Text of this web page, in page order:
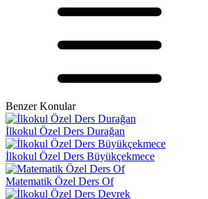
Benzer Konular
İlkokul Özel Ders Durağan
İlkokul Özel Ders Büyükçekmece
Matematik Özel Ders Of